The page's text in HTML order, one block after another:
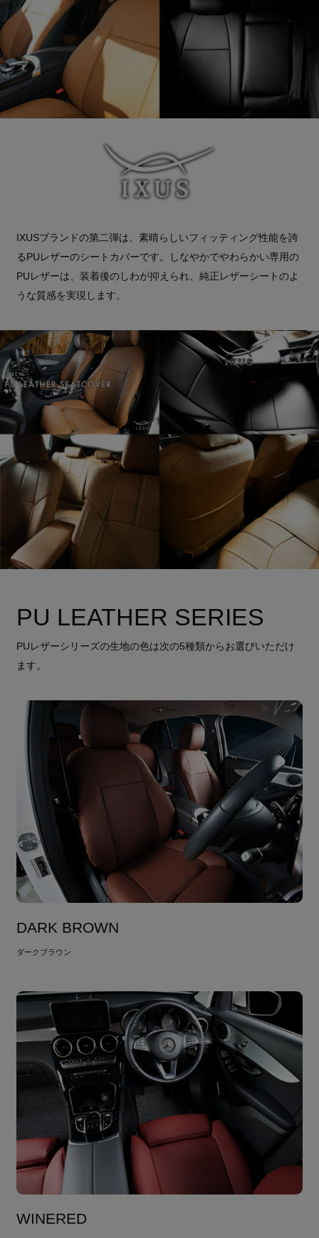
IXUSブランドの第二弾は、素晴らしいフィッティング性能を誇
るPUレザーのシートカバーです。しなやかでやわらかい専用の
PUレザーは、装着後のしわが抑えられ、純正レザーシートのよ
うな質感を実現します。
PU LEATHER SERIES
PUレザーシリーズの生地の色は次の5種類からお選びいただけ
ます。
DARK BROWN
ダークブラウン
WINERED